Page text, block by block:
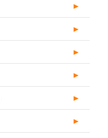
►
►
►
►
►
►